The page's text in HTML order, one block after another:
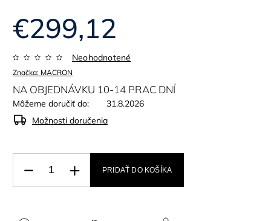
Značka: MACRON
Neohodnotené
€299,12
NA OBJEDNÁVKU 10-14 PRAC DNÍ
Môžeme doručiť do:
31.8.2026
Možnosti doručenia
PRIDAŤ DO KOŠÍKA